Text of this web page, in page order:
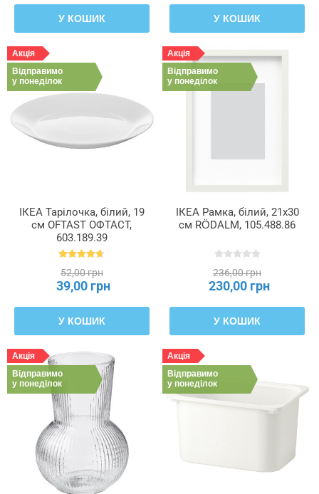
У КОШИК У КОШИК
Акція
Відправимо
у понеділок
ІКЕА Тарілочка, білий, 19
см OFTAST ОФТАСТ,
603.189.39
52,00 грн
39,00 грн
У КОШИК
Акція
Відправимо
у понеділок
ІКЕА Рамка, білий, 21x30
см RÖDALM, 105.488.86
236,00 грн
230,00 грн
У КОШИК
Акція
Відправимо
у понеділок
Акція
Відправимо
у понеділок